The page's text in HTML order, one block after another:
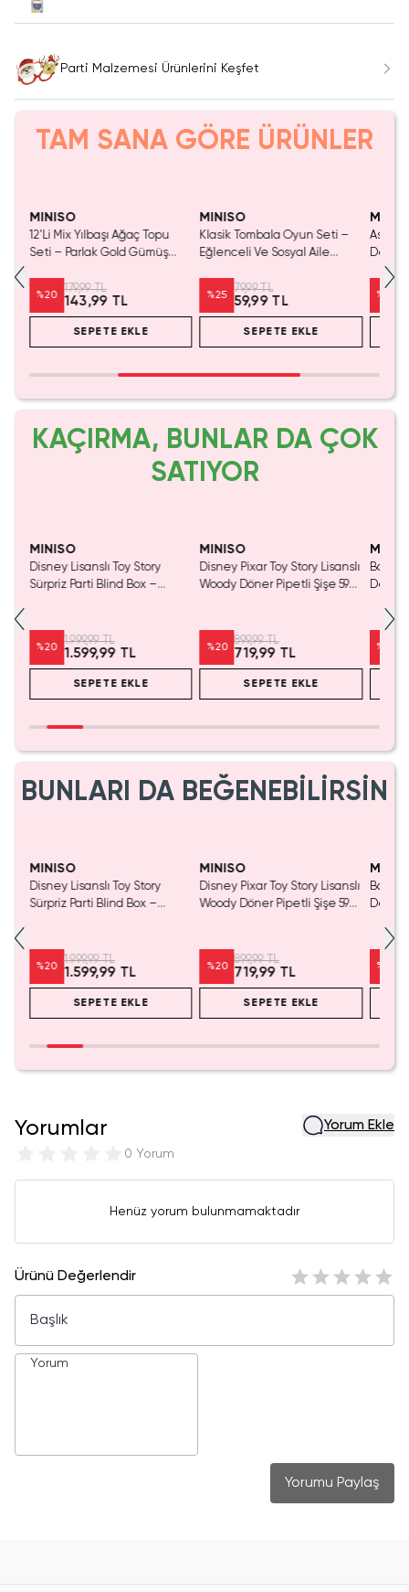
Parti Malzemesi Ürünlerini Keşfet
TAM SANA GÖRE ÜRÜNLER
MINISO
12'Li Mix Yılbaşı Ağaç Topu
Seti – Parlak Gold Gümüş
%20
179,99 TL
143,99 TL
SEPETE EKLE
MINISO
Klasik Tombala Oyun Seti –
Eğlenceli Ve Sosyal Aile
%25
79,99 TL
59,99 TL
SEPETE EKLE
Askılı
Süsü
%
KAÇIRMA, BUNLAR DA ÇOK
SATIYOR
MINISO
Disney Lisanslı Toy Story
Sürpriz Parti Blind Box –
%20
1.999,99 TL
1.599,99 TL
SEPETE EKLE
MINISO
Disney Pixar Toy Story Lisanslı
Woody Döner Pipetli Şişe 590
%20
899,99 TL
719,99 TL
SEPETE EKLE
Barbie
%
BUNLARI DA BEĞENEBİLİRSİN
MINISO
Disney Lisanslı Toy Story
Sürpriz Parti Blind Box –
%20
1.999,99 TL
1.599,99 TL
SEPETE EKLE
MINISO
Disney Pixar Toy Story Lisanslı
Woody Döner Pipetli Şişe 590
%20
899,99 TL
719,99 TL
SEPETE EKLE
Barbie
%
Yorumlar
0 Yorum
Yorum Ekle
Henüz yorum bulunmamaktadır
Ürünü Değerlendir
Yorumu Paylaş